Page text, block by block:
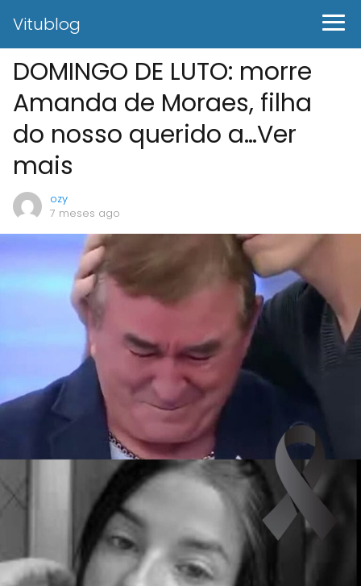
Vitublog
DOMINGO DE LUTO: morre
Amanda de Moraes, filha
do nosso querido a…Ver
mais
ozy
7 meses ago